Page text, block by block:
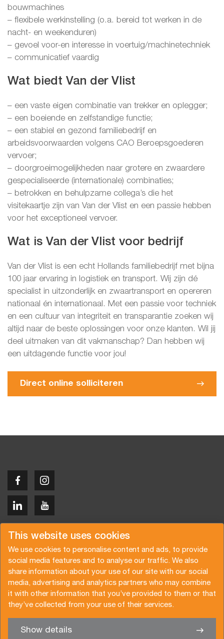
This website uses cookies
We use cookies to personalise content and ads, to provide
social media features and to analyse our traffic. We also
share information about your use of our site with our social
media, advertising and analytics partners who may combine
it with other information that you’ve provided to them or that
they’ve collected from your use of their services.
Show details
bouwmachines
– flexibele werkinstelling (o.a. bereid tot werken in de
nacht- en weekenduren)
– gevoel voor-en interesse in voertuig/machinetechniek
– communicatief vaardig
Wat biedt Van der Vlist
– een vaste eigen combinatie van trekker en oplegger;
– een boeiende en zelfstandige functie;
– een stabiel en gezond familiebedrijf en
arbeidsvoorwaarden volgens CAO Beroepsgoederen
vervoer;
– doorgroeimogelijkheden naar grotere en zwaardere
gespecialiseerde (internationale) combinaties;
– betrokken en behulpzame collega’s die het
visitekaartje zijn van Van der Vlist en een passie hebben
voor het exceptioneel vervoer.
Wat is Van der Vlist voor bedrijf
Van der Vlist is een echt Hollands familiebedrijf met bijna
100 jaar ervaring in logistiek en transport. Wij zijn dé
specialist in uitzonderlijk en zwaartransport en opereren
nationaal én internationaal. Met een passie voor techniek
en een cultuur van integriteit en transparantie zoeken wij
altijd naar de beste oplossingen voor onze klanten. Wil jij
deel uitmaken van dit vakmanschap? Dan hebben wij
een uitdagende functie voor jou!
Direct online solliciteren
Copyright © 2026 Van der Vlist
Request a quote
Subscribe to the newsletter
General terms and conditions
Privacy policy
Brochure
Certifications